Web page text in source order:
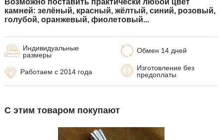
Возможно поставить практически любой цвет
камней: зелёный, красный, жёлтый, синий, розовый,
голубой, оранжевый, фиолетовый...
Обмен 14 дней
Изготовление без
предоплаты
Индивидуальные
размеры
Работаем с 2014 года
С этим товаром покупают